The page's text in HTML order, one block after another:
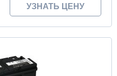
УЗНАТЬ ЦЕНУ